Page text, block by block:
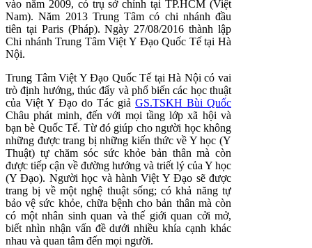
vào năm 2009, có trụ sở chính tại TP.HCM (Việt
Nam). Năm 2013 Trung Tâm có chi nhánh đầu
tiên tại Paris (Pháp). Ngày 27/08/2016 thành lập
Chi nhánh Trung Tâm Việt Y Đạo Quốc Tế tại Hà
Nội.
Trung Tâm Việt Y Đạo Quốc Tế tại Hà Nội có vai
trò định hướng, thúc đẩy và phổ biến các học thuật
của Việt Y Đạo do Tác giả GS.TSKH Bùi Quốc
Châu phát minh, đến với mọi tầng lớp xã hội và
bạn bè Quốc Tế. Từ đó giúp cho người học không
những được trang bị những kiến thức về Y học (Y
Thuật) tự chăm sóc sức khỏe bản thân mà còn
được tiếp cận về đường hướng và triết lý của Y học
(Y Đạo). Người học và hành Việt Y Đạo sẽ được
trang bị về một nghệ thuật sống; có khả năng tự
bảo vệ sức khỏe, chữa bệnh cho bản thân mà còn
có một nhân sinh quan và thế giới quan cởi mở,
biết nhìn nhận vấn đề dưới nhiều khía cạnh khác
nhau và quan tâm đến mọi người.